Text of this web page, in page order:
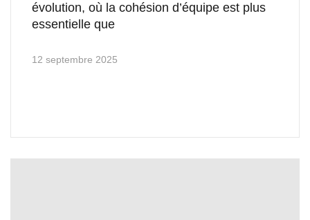
évolution, où la cohésion d’équipe est plus
essentielle que
12 septembre 2025